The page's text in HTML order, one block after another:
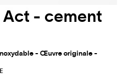
Act - cement
- Œuvre originale -